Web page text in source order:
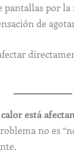
pantallas por la
de
está
no es